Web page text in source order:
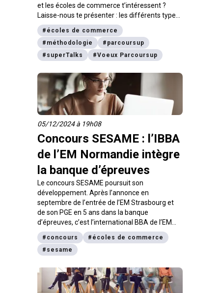
et les écoles de commerce t’intéressent ?
Laisse-nous te présenter : les différents types
de programmes proposés, comment formuler
tes vœux et comment avoir un dossier de
candidature en béton !
# écoles de commerce
# méthodologie # parcoursup
# superTalks #Voeux Parcoursup
05/12/2024 à 19h08
Concours SESAME : l’IBBA
de l’EM Normandie intègre
la banque d’épreuves
Le concours SESAME poursuit son
développement. Après l’annonce en
septembre de l’entrée de l’EM Strasbourg et
de son PGE en 5 ans dans la banque
d’épreuves, c’est l’international BBA de l’EM
Normandie qui vient compléter l’offre de
programmes accessibles après le bac.
# concours # écoles de commerce
# sesame